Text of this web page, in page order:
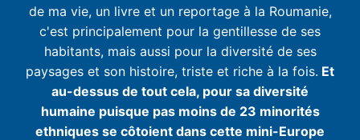
de ma vie, un livre et un reportage à la Roumanie,
c'est principalement pour la gentillesse de ses
habitants, mais aussi pour la diversité de ses
paysages et son histoire, triste et riche à la fois. Et
au-dessus de tout cela, pour sa diversité
humaine puisque pas moins de 23 minorités
ethniques se côtoient dans cette mini-Europe